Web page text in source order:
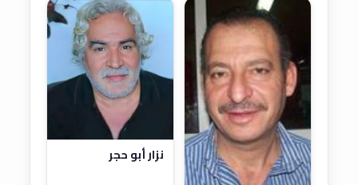
نزار أبو حجر